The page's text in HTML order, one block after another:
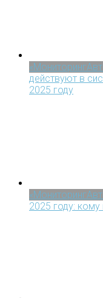
действуют в
2025 году
2025 году: кому